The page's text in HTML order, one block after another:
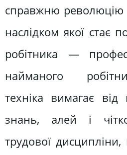
справжню революцію
наслідком якої стає
робітника —
найманого
техніка вимагає
знань, алей і
трудової